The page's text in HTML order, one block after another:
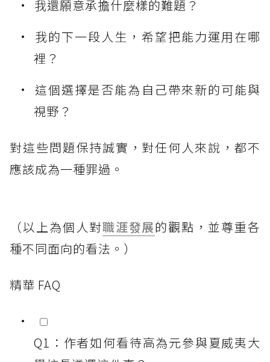
我還願意承擔什麼樣的難題？
我的下一段人生，希望把能力運用在哪
裡？
這個選擇是否能為自己帶來新的可能與
視野？
對這些問題保持誠實，對任何人來說，都不
應該成為一種罪過。
（以上為個人對職涯發展的觀點，並尊重各
種不同面向的看法。）
精華 FAQ
Q1：作者如何看待高為元參與夏威夷大